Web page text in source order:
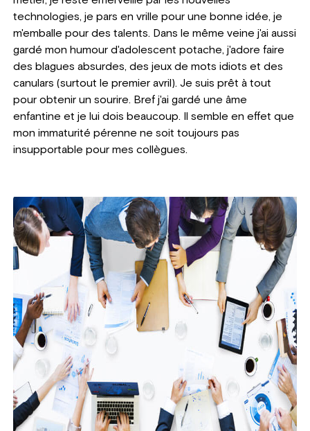
technologies, je pars en vrille pour une bonne idée, je
m'emballe pour des talents. Dans le même veine j'ai aussi
gardé mon humour d'adolescent potache, j'adore faire
des blagues absurdes, des jeux de mots idiots et des
canulars (surtout le premier avril). Je suis prêt à tout
pour obtenir un sourire. Bref j'ai gardé une âme
enfantine et je lui dois beaucoup. Il semble en effet que
mon immaturité pérenne ne soit toujours pas
insupportable pour mes collègues.